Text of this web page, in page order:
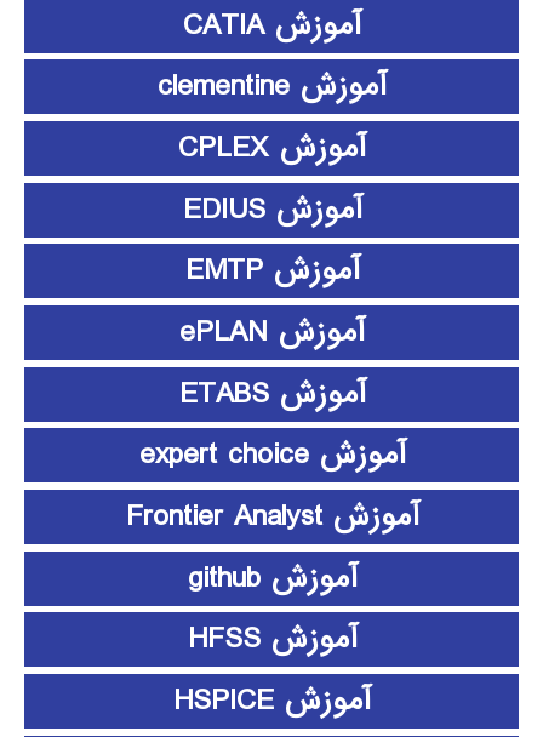
آموزش CATIA
آموزش clementine
آموزش CPLEX
آموزش EDIUS
آموزش EMTP
آموزش ePLAN
آموزش ETABS
آموزش expert choice
آموزش Frontier Analyst
آموزش github
آموزش HFSS
آموزش HSPICE